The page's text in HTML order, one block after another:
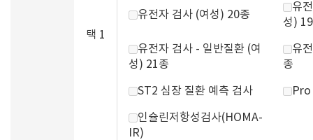
택 1
유전자 검사 (여성) 20종
유
성)
유전자 검사 - 일반질환 (여
성) 21종
유
종
ST2 심장 질환 예측 검사 Pro
인슐린저항성검사(HOMA-
IR)